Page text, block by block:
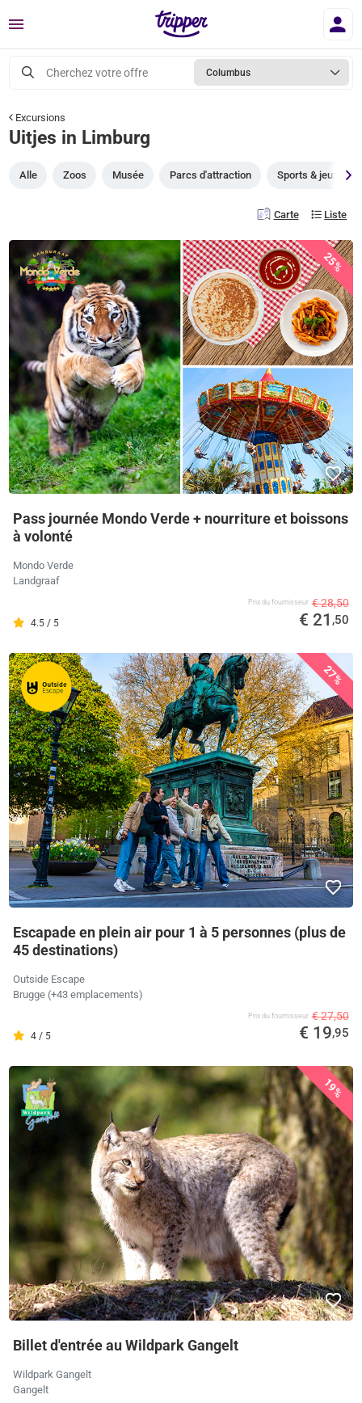
Menu
Cherchez votre offre Columbus
Excursions
Uitjes in Limburg
Alle Zoos Musée Parcs d'attraction Sports & jeux
Carte Liste
25%
Pass journée Mondo Verde + nourriture et boissons
à volonté
Mondo Verde
Landgraaf
4.5 / 5
Prix ​​du fournisseur € 28,50
€ 21 ,50
27%
Escapade en plein air pour 1 à 5 personnes (plus de
45 destinations)
Outside Escape
Brugge (+43 emplacements)
4 / 5
Prix ​​du fournisseur € 27,50
€ 19,95
19%
Billet d'entrée au Wildpark Gangelt
Wildpark Gangelt
Gangelt